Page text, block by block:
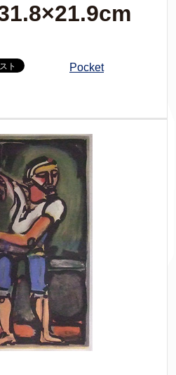
Pocket